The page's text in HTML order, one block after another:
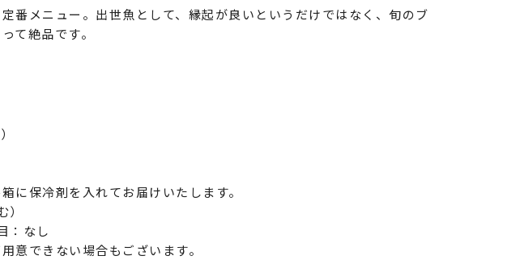
番メニュー。出世魚として、縁起が良いというだけではなく、旬のブ
て絶品です。
に保冷剤を入れてお届けいたします。
：なし
意できない場合もございます。